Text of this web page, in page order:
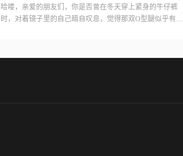
揭秘！
哈喽，亲爱的朋友们，你是否曾在冬天穿上紧身的牛仔裤
时，对着镜子里的自己暗自叹息，觉得那双O型腿似乎有点